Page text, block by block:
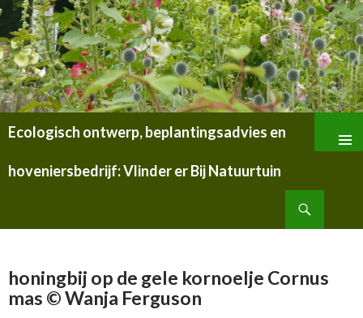
Ecologisch ontwerp, beplantingsadvies en
hoveniersbedrijf: Vlinder er Bij Natuurtuin
NAAR
INHOUD
honingbij op de gele kornoelje Cornus
mas © Wanja Ferguson